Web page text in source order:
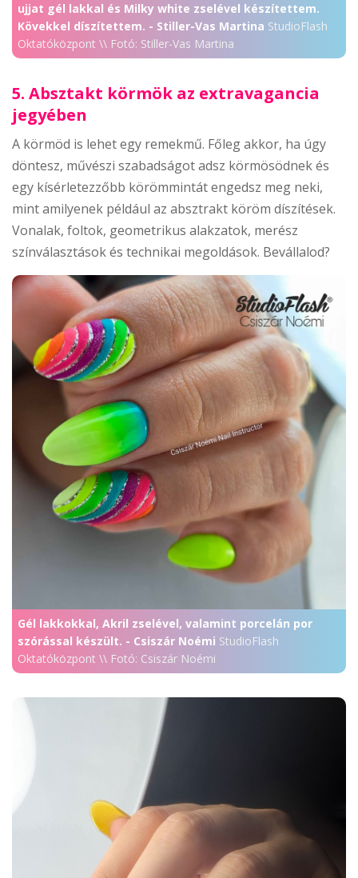
ujjat gél lakkal és Milky white zselével készítettem.
Kövekkel díszítettem. - Stiller-Vas Martina StudioFlash
Oktatóközpont \\ Fotó: Stiller-Vas Martina
5. Absztakt körmök az extravagancia
jegyében
A körmöd is lehet egy remekmű. Főleg akkor, ha úgy
döntesz, művészi szabadságot adsz körmösödnek és
egy kísérletezzőbb körömmintát engedsz meg neki,
mint amilyenek például az absztrakt köröm díszítések.
Vonalak, foltok, geometrikus alakzatok, merész
színválasztások és technikai megoldások. Bevállalod?
Gél lakkokkal, Akril zselével, valamint porcelán por
szórással készült. - Csiszár Noémi StudioFlash
Oktatóközpont \\ Fotó: Csiszár Noémi